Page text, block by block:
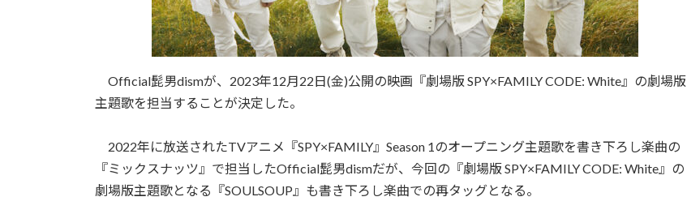
Official髭男dismが、2023年12月22日(金)公開の映画『劇場版 SPY×FAMILY CODE: White』の劇場版
主題歌を担当することが決定した。
2022年に放送されたTVアニメ『SPY×FAMILY』Season 1のオープニング主題歌を書き下ろし楽曲の
『ミックスナッツ』で担当したOfficial髭男dismだが、今回の『劇場版 SPY×FAMILY CODE: White』の
劇場版主題歌となる『SOULSOUP』も書き下ろし楽曲での再タッグとなる。